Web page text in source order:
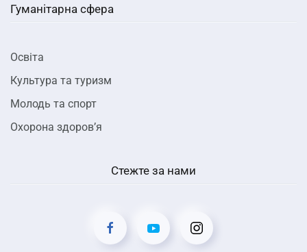
Гуманітарна сфера
Освіта
Культура та туризм
Молодь та спорт
Охорона здоров’я
Стежте за нами